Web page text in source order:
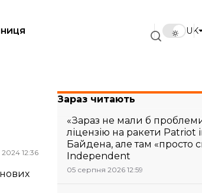
UK
2024 12:36
Зараз читають
«Зараз не мали б
ліцензію на ракети Patriot
Байдена, але там «просто
Independent
05 серпня 2026 12:59